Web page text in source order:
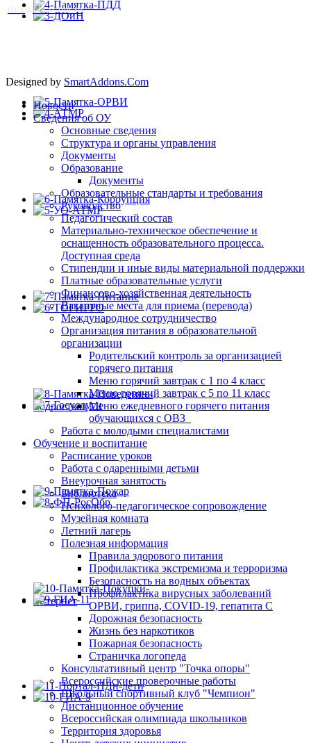
сhik@obraz-tmr.ru
Designed by SmartAddons.Com
Новости
Сведения об ОУ
Основные сведения
Структура и органы управления
Документы
Образование
Документы
Образовательные стандарты и требования
Руководство
Педагогический состав
Материально-техническое обеспечение и
оснащенность образовательного процесса.
Доступная среда
Стипендии и иные виды материальной поддержки
Платные образовательные услуги
Финансово-хозяйственная деятельность
Вакантные места для приема (перевода)
Международное сотрудничество
Организация питания в образовательной
организации
Родительский контроль за организацией
горячего питания
Меню горячий завтрак с 1 по 4 класс
Меню горячий завтрак с 5 по 11 класс
Меню ежедневного горячего питания
обучающихся с ОВЗ
Работа с молодыми специалистами
Обучение и воспитание
Расписание уроков
Работа с одаренными детьми
Внеурочная занятость
Библиотека
Психолого-педагогическое сопровождение
Музейная комната
Летний лагерь
Полезная информация
Правила здорового питания
Профилактика экстремизма и терроризма
Безопасность на водных объектах
Профилактика вирусных заболеваний
ОРВИ, гриппа, COVID-19, гепатита С
Дорожная безопасность
Жизнь без наркотиков
Пожарная безопасность
Страничка логопеда
Консультативный центр "Точка опоры"
Всероссийские проверочные работы
Школьный спортивный клуб "Чемпион"
Дистанционное обучение
Всероссийская олимпиада школьников
Территория здоровья